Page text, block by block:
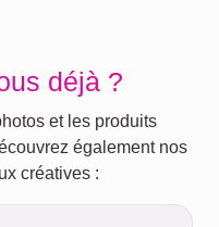
déjà ?
et les produits
également nos
créatives :